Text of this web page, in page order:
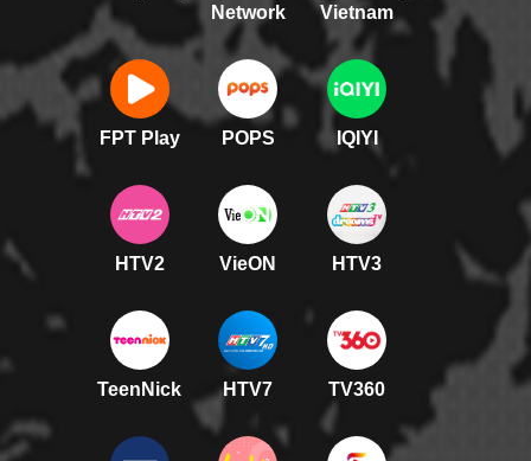
Network
Vietnam
FPT Play POPS IQIYI
HTV2 VieON HTV3
TeenNick HTV7 TV360